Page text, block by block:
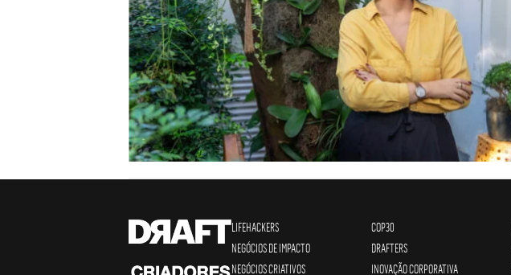
LIFEHACKERS
NEGÓCIOS DE IMPACTO
NEGÓCIOS CRIATIVOS
COP30
DRAFTERS
INOVAÇÃO CORPORATIVA